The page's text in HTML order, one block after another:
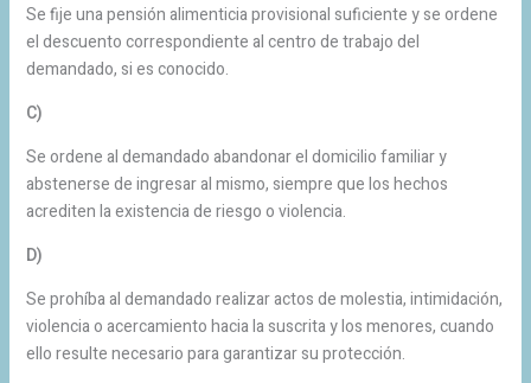
Se fije una pensión alimenticia provisional suficiente y se ordene
el descuento correspondiente al centro de trabajo del
demandado, si es conocido.
C)
Se ordene al demandado abandonar el domicilio familiar y
abstenerse de ingresar al mismo, siempre que los hechos
acrediten la existencia de riesgo o violencia.
D)
Se prohíba al demandado realizar actos de molestia, intimidación,
violencia o acercamiento hacia la suscrita y los menores, cuando
ello resulte necesario para garantizar su protección.